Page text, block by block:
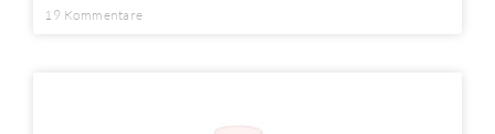
19 Kommentare